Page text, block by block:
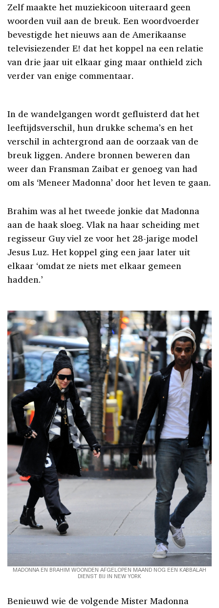
Zelf maakte het muziekicoon uiteraard geen
woorden vuil aan de breuk. Een woordvoerder
bevestigde het nieuws aan de Amerikaanse
televisiezender E! dat het koppel na een relatie
van drie jaar uit elkaar ging maar onthield zich
verder van enige commentaar.
In de wandelgangen wordt gefluisterd dat het
leeftijdsverschil, hun drukke schema’s en het
verschil in achtergrond aan de oorzaak van de
breuk liggen. Andere bronnen beweren dan
weer dan Fransman Zaibat er genoeg van had
om als ‘Meneer Madonna’ door het leven te gaan.
Brahim was al het tweede jonkie dat Madonna
aan de haak sloeg. Vlak na haar scheiding met
regisseur Guy viel ze voor het 28-jarige model
Jesus Luz. Het koppel ging een jaar later uit
elkaar ‘omdat ze niets met elkaar gemeen
hadden.’
MADONNA EN BRAHIM WOONDEN AFGELOPEN MAAND NOG EEN KABBALAH
DIENST BIJ IN NEW YORK
Benieuwd wie de volgende Mister Madonna